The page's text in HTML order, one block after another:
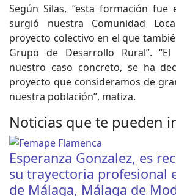
Según Silas, “esta formación
surgió nuestra Comunidad
proyecto colectivo en el que
Grupo de Desarrollo Rural”.
nuestro caso concreto, se ha
proyecto que consideramos de
nuestra población”, matiza.
Noticias que te pueden
Esperanza Gonzalez, es
su trayectoria profesional
de Málaga, Málaga de